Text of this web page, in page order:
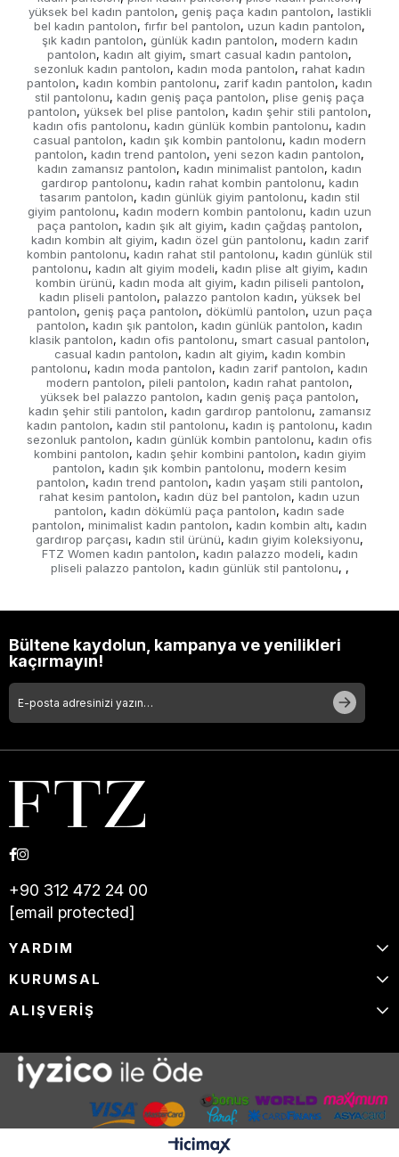
yüksek bel kadın pantolon, geniş paça kadın pantolon, lastikli
bel kadın pantolon, fırfır bel pantolon, uzun kadın pantolon,
şık kadın pantolon, günlük kadın pantolon, modern kadın
pantolon, kadın alt giyim, smart casual kadın pantolon,
sezonluk kadın pantolon, kadın moda pantolon, rahat kadın
pantolon, kadın kombin pantolonu, zarif kadın pantolon, kadın
stil pantolonu, kadın geniş paça pantolon, plise geniş paça
pantolon, yüksek bel plise pantolon, kadın şehir stili pantolon,
kadın ofis pantolonu, kadın günlük kombin pantolonu, kadın
casual pantolon, kadın şık kombin pantolonu, kadın modern
pantolon, kadın trend pantolon, yeni sezon kadın pantolon,
kadın zamansız pantolon, kadın minimalist pantolon, kadın
gardırop pantolonu, kadın rahat kombin pantolonu, kadın
tasarım pantolon, kadın günlük giyim pantolonu, kadın stil
giyim pantolonu, kadın modern kombin pantolonu, kadın uzun
paça pantolon, kadın şık alt giyim, kadın çağdaş pantolon,
kadın kombin alt giyim, kadın özel gün pantolonu, kadın zarif
kombin pantolonu, kadın rahat stil pantolonu, kadın günlük stil
pantolonu, kadın alt giyim modeli, kadın plise alt giyim, kadın
kombin ürünü, kadın moda alt giyim, kadın piliseli pantolon,
kadın pliseli pantolon, palazzo pantolon kadın, yüksek bel
pantolon, geniş paça pantolon, dökümlü pantolon, uzun paça
pantolon, kadın şık pantolon, kadın günlük pantolon, kadın
klasik pantolon, kadın ofis pantolonu, smart casual pantolon,
casual kadın pantolon, kadın alt giyim, kadın kombin
pantolonu, kadın moda pantolon, kadın zarif pantolon, kadın
modern pantolon, pileli pantolon, kadın rahat pantolon,
yüksek bel palazzo pantolon, kadın geniş paça pantolon,
kadın şehir stili pantolon, kadın gardırop pantolonu, zamansız
kadın pantolon, kadın stil pantolonu, kadın iş pantolonu, kadın
sezonluk pantolon, kadın günlük kombin pantolonu, kadın ofis
kombini pantolon, kadın şehir kombini pantolon, kadın giyim
pantolon, kadın şık kombin pantolonu, modern kesim
pantolon, kadın trend pantolon, kadın yaşam stili pantolon,
rahat kesim pantolon, kadın düz bel pantolon, kadın uzun
pantolon, kadın dökümlü paça pantolon, kadın sade
pantolon, minimalist kadın pantolon, kadın kombin altı, kadın
gardırop parçası, kadın stil ürünü, kadın giyim koleksiyonu,
FTZ Women kadın pantolon, kadın palazzo modeli, kadın
pliseli palazzo pantolon, kadın günlük stil pantolonu, ,
Bültene kaydolun, kampanya ve yenilikleri
kaçırmayın!
+90 312 472 24 00
[email protected]
YARDIM
KURUMSAL
ALIŞVERİŞ